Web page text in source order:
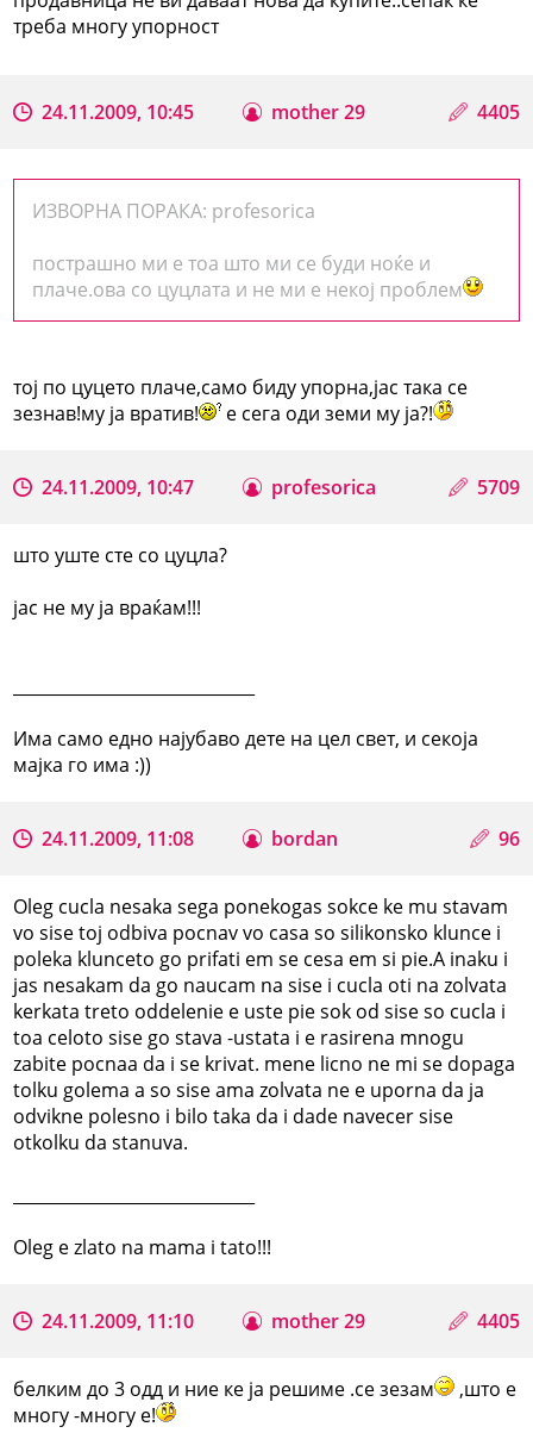
треба многу упорност
24.11.2009, 10:45 mother 29 4405
ИЗВОРНА ПОРАКА: profesorica
пострашно ми е тоа што ми се буди ноќе и
плаче.ова со цуцлата и не ми е некој проблем
тој по цуцето плаче,само биду упорна,јас така се
зезнав!му ја вратив!
е сега оди земи му ја?!
24.11.2009, 10:47 profesorica 5709
што уште сте со цуцла?
јас не му ја враќам!!!
Има само едно најубаво дете на цел свет, и секоја
мајка го има :))
24.11.2009, 11:08 bordan 96
Oleg cucla nesaka sega ponekogas sokce ke mu stavam
vo sise toj odbiva pocnav vo casa so silikonsko klunce i
poleka klunceto go prifati em se cesa em si pie.A inaku i
jas nesakam da go naucam na sise i cucla oti na zolvata
kerkata treto oddelenie e uste pie sok od sise so cucla i
toa celoto sise go stava -ustata i e rasirena mnogu
zabite pocnaa da i se krivat. mene licno ne mi se dopaga
tolku golema a so sise ama zolvata ne e uporna da ja
odvikne polesno i bilo taka da i dade navecer sise
otkolku da stanuva.
Oleg e zlato na mama i tato!!!
24.11.2009, 11:10 mother 29 4405
белким до 3 одд и ние ке ја решиме .се зезам
,што е
многу -многу е!